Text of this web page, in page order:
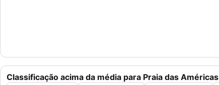
Classificação acima da média para Praia das Américas